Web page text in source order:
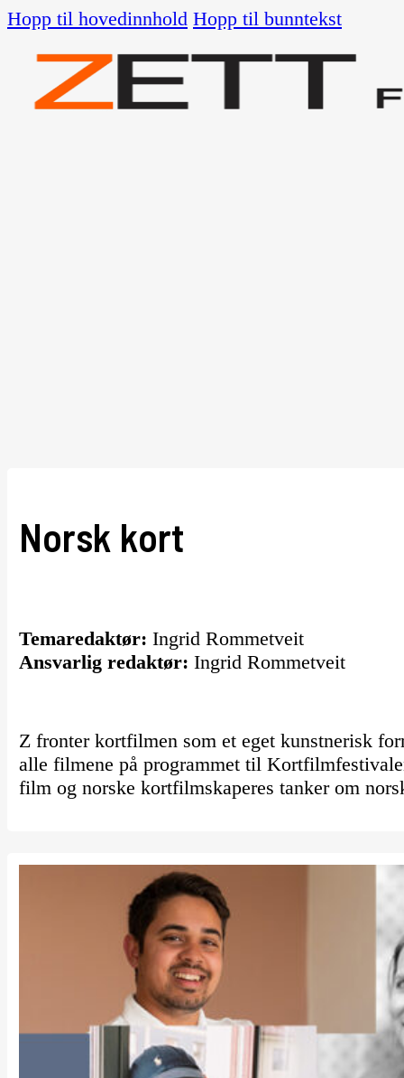
Hopp til hovedinnhold Hopp til bunntekst
Norsk kort
Temaredaktør: Ingrid Rommetveit
Ansvarlig redaktør: Ingrid Rommetveit
Z fronter kortfilmen som et eget kunstnerisk
alle filmene på programmet til
film og norske kortfilmskaperes tanker om